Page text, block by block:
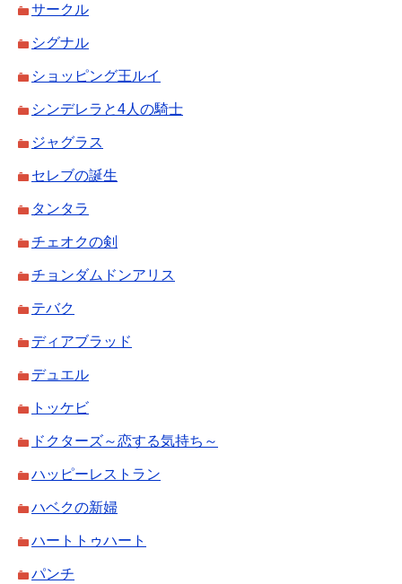
サークル
シグナル
ショッピング王ルイ
シンデレラと4人の騎士
ジャグラス
セレブの誕生
タンタラ
チェオクの剣
チョンダムドンアリス
テバク
ディアブラッド
デュエル
トッケビ
ドクターズ～恋する気持ち～
ハッピーレストラン
ハベクの新婦
ハートトゥハート
パンチ